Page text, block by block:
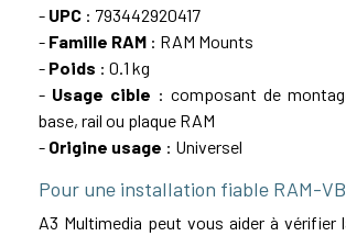
- UPC : 793442920417
- Famille RAM : RAM Mounts
- Poids : 0.1 kg
- Usage cible : composant de
base, rail ou plaque RAM
- Origine usage : Universel
Pour une installation fiable RAM-
A3 Multimedia peut vous aider à vérifier